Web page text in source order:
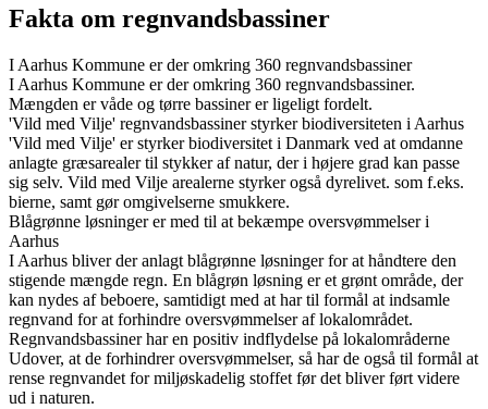
Fakta om regnvandsbassiner
I Aarhus Kommune er der omkring 360 regnvandsbassiner
I Aarhus Kommune er der omkring 360 regnvandsbassiner.
Mængden er våde og tørre bassiner er ligeligt fordelt.
'Vild med Vilje' regnvandsbassiner styrker biodiversiteten i Aarhus
'Vild med Vilje' er styrker biodiversitet i Danmark ved at omdanne
anlagte græsarealer til stykker af natur, der i højere grad kan passe
sig selv. Vild med Vilje arealerne styrker også dyrelivet. som f.eks.
bierne, samt gør omgivelserne smukkere.
Blågrønne løsninger er med til at bekæmpe oversvømmelser i
Aarhus
I Aarhus bliver der anlagt blågrønne løsninger for at håndtere den
stigende mængde regn. En blågrøn løsning er et grønt område, der
kan nydes af beboere, samtidigt med at har til formål at indsamle
regnvand for at forhindre oversvømmelser af lokalområdet.
Regnvandsbassiner har en positiv indflydelse på lokalområderne
Udover, at de forhindrer oversvømmelser, så har de også til formål at
rense regnvandet for miljøskadelig stoffet før det bliver ført videre
ud i naturen.